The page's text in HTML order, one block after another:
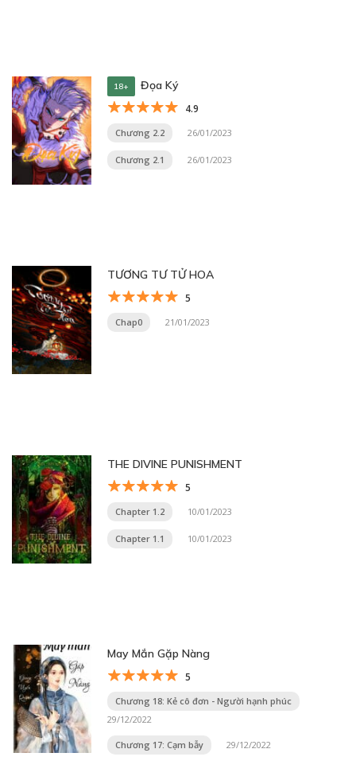
18+ Đọa Ký
4.9
Chương 2.2 26/01/2023
Chương 2.1 26/01/2023
TƯƠNG TƯ TỬ HOA
5
Chap0 21/01/2023
THE DIVINE PUNISHMENT
5
Chapter 1.2 10/01/2023
Chapter 1.1 10/01/2023
May Mắn Gặp Nàng
5
Chương 18: Kẻ cô đơn - Người hạnh phúc
29/12/2022
Chương 17: Cạm bẫy 29/12/2022